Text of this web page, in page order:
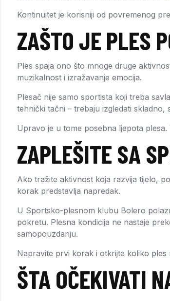
Kontinuitet je korisniji od povremenog
ZAŠTO JE PLES
Ples spaja ono što mnoge druge
muzikalnost i izražavanje emocija.
Plesač nije samo sportista koji treba
tehnički tačni – trebaju izgledati skladno,
Upravo je u tome posebna ljepota
ZAPLEŠITE SA
Ako tražite aktivnost koja razvija tijelo,
korak predstavlja napredak.
U Sportsko-plesnom klubu Bolero
pokretu. Plesna kondicija ne nastaje
samopouzdanju.
Napravite prvi korak i otkrijte koliko ples
ŠTA OČEKIVATI